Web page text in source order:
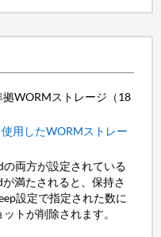
WORMストレージ（18
用したWORMストレー
両方が設定されている
満たされると、保持さ
設定で指定された数に
トが削除されます。